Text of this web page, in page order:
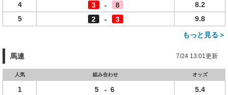
4
3 - 8
8.2
5
2 - 3
9.8
もっと見る＞
馬連 7/24 13:01更新
人気 組み合わせ オッズ
1 5 - 6 5.4